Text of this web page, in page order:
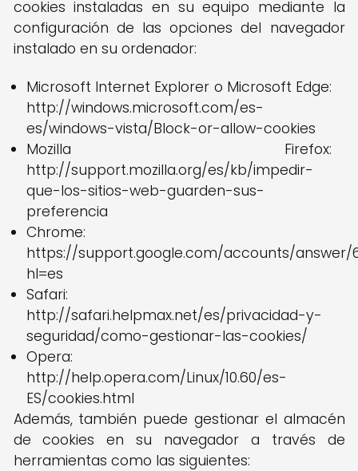
cookies instaladas en su equipo mediante la
configuración de las opciones del navegador
instalado en su ordenador:
Microsoft Internet Explorer o Microsoft Edge:
http://windows.microsoft.com/es-
es/windows-vista/Block-or-allow-cookies
Mozilla Firefox:
http://support.mozilla.org/es/kb/impedir-
que-los-sitios-web-guarden-sus-
preferencia
Chrome:
https://support.google.com/accounts/answer/
hl=es
Safari:
http://safari.helpmax.net/es/privacidad-y-
seguridad/como-gestionar-las-cookies/
Opera:
http://help.opera.com/Linux/10.60/es-
ES/cookies.html
Además, también puede gestionar el almacén
de cookies en su navegador a través de
herramientas como las siguientes: